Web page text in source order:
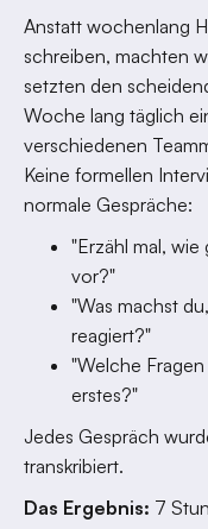
Anstatt wochenlang
schreiben, machten
setzten den
Woche lang täglich
verschiedenen
Keine formellen
normale Gespräche:
"Erzähl mal,
vor?"
"Was machst
reagiert?"
"Welche
erstes?"
Jedes Gespräch
transkribiert.
Das Ergebnis: 7